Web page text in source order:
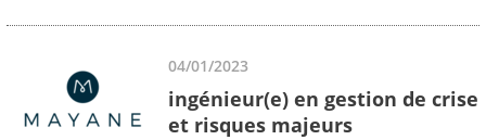
04/01/2023
ingénieur(e) en gestion de crise
et risques majeurs